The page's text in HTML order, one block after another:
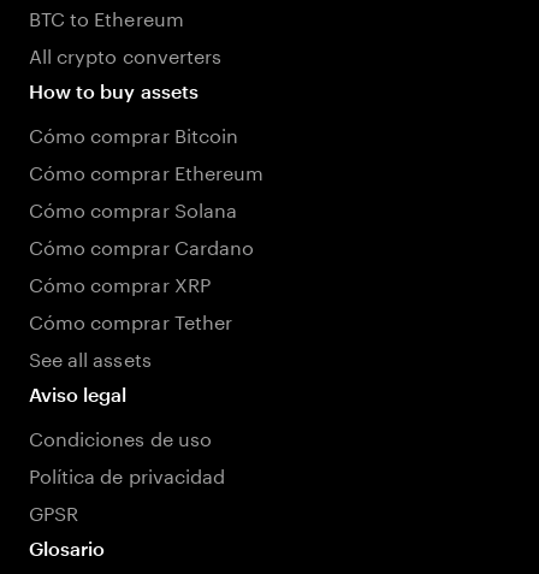
BTC to Ethereum
All crypto converters
How to buy assets
Cómo comprar Bitcoin
Cómo comprar Ethereum
Cómo comprar Solana
Cómo comprar Cardano
Cómo comprar XRP
Cómo comprar Tether
See all assets
Aviso legal
Condiciones de uso
Política de privacidad
GPSR
Glosario